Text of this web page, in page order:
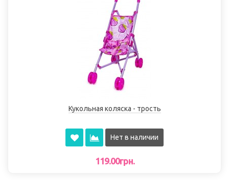
Кукольная коляска - трость
Нет в наличии
119.00грн.